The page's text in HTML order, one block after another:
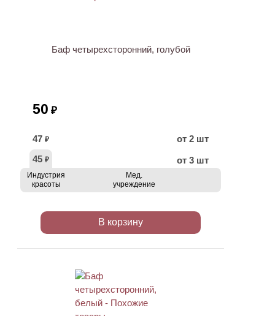
Баф четырехсторонний, голубой
50 ₽
47 ₽
от 2 шт
45 ₽ от 3 шт
Индустрия
красоты
Мед.
учреждение
В корзину